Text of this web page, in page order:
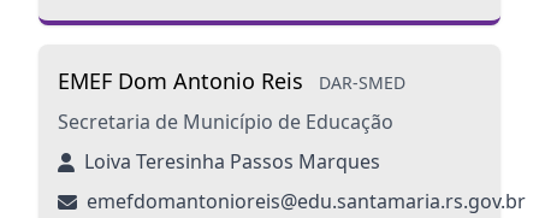
EMEF Dom Antonio Reis DAR-SMED
Secretaria de Município de Educação
Loiva Teresinha Passos Marques
emefdomantonioreis@edu.santamaria.rs.gov.br